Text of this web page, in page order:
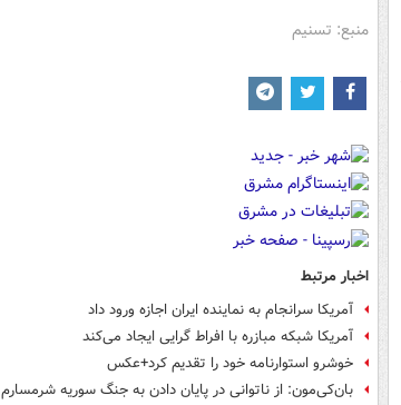
منبع: تسنیم
اخبار مرتبط
آمریکا سرانجام به نماینده ایران اجازه ورود داد
آمریکا شبکه مبازره با افراط گرایی ایجاد می‌کند
خوشرو استوارنامه خود را تقدیم کرد+عکس
بان‌کی‌مون: از ناتوانی در پایان دادن به جنگ سوریه شرمسارم